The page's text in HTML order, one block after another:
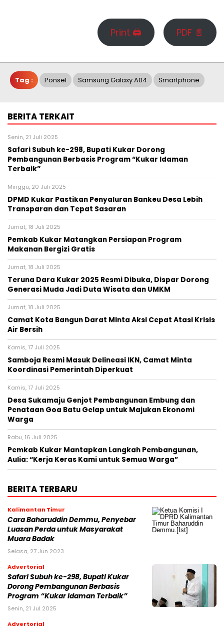
Print 🖨 PDF 📄
Tag : Ponsel Samsung Galaxy A04 Smartphone
BERITA TERKAIT
Senin, 21 Juli 2025
Safari Subuh ke-298, Bupati Kukar Dorong
Pembangunan Berbasis Program “Kukar Idaman
Terbaik”
Minggu, 20 Juli 2025
DPMD Kukar Pastikan Penyaluran Bankeu Desa Lebih
Transparan dan Tepat Sasaran
Jumat, 18 Juli 2025
Pemkab Kukar Matangkan Persiapan Program
Makanan Bergizi Gratis
Jumat, 18 Juli 2025
Teruna Dara Kukar 2025 Resmi Dibuka, Dispar Dorong
Generasi Muda Jadi Duta Wisata dan UMKM
Jumat, 18 Juli 2025
Camat Kota Bangun Darat Minta Aksi Cepat Atasi Krisis
Air Bersih
Kamis, 17 Juli 2025
Samboja Resmi Masuk Delineasi IKN, Camat Minta
Koordinasi Pemerintah Diperkuat
Kamis, 17 Juli 2025
Desa Sukamaju Genjot Pembangunan Embung dan
Penataan Goa Batu Gelap untuk Majukan Ekonomi
Warga
Rabu, 16 Juli 2025
Pemkab Kukar Mantapkan Langkah Pembangunan,
Aulia: “Kerja Keras Kami untuk Semua Warga”
BERITA TERBARU
Kalimantan Timur
Cara Baharuddin Demmu, Penyebar
Luasan Perda untuk Masyarakat
Muara Badak
Selasa, 27 Jun 2023
Advertorial
Safari Subuh ke-298, Bupati Kukar
Dorong Pembangunan Berbasis
Program “Kukar Idaman Terbaik”
Senin, 21 Jul 2025
Advertorial